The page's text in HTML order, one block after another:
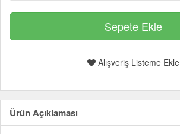
Alışveriş Listeme Ekle
Ürün Açıklaması